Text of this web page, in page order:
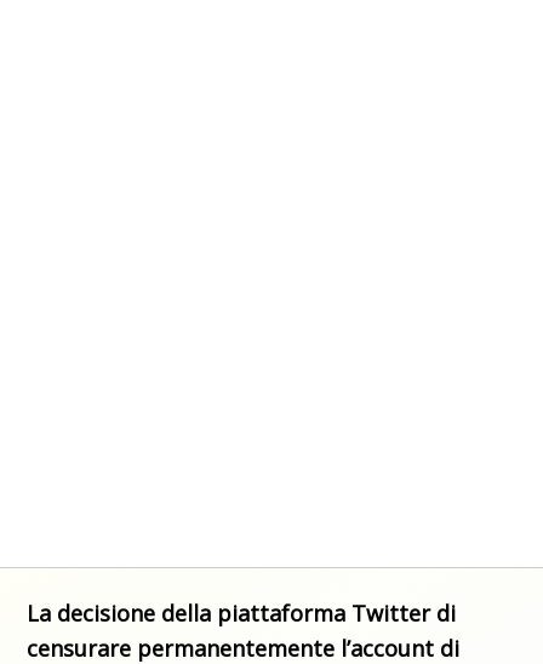
La decisione della piattaforma Twitter di
censurare permanentemente l’account di